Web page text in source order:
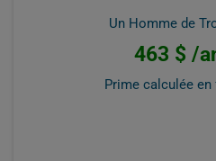
Un Homme de
463 $ /
Prime calculée en